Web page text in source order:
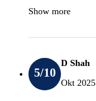
Show more
5/10
D Shah
Okt 2025